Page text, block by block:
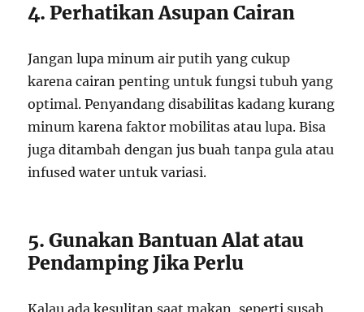
4. Perhatikan Asupan Cairan
Jangan lupa minum air putih yang cukup
karena cairan penting untuk fungsi tubuh yang
optimal. Penyandang disabilitas kadang kurang
minum karena faktor mobilitas atau lupa. Bisa
juga ditambah dengan jus buah tanpa gula atau
infused water untuk variasi.
5. Gunakan Bantuan Alat atau
Pendamping Jika Perlu